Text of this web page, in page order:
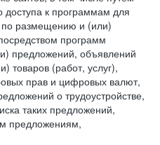
доступа к программам для
размещению и (или)
программ
предложений, объявлений
товаров (работ, услуг),
прав и цифровых валют,
о трудоустройстве,
таких предложений,
предложениям,